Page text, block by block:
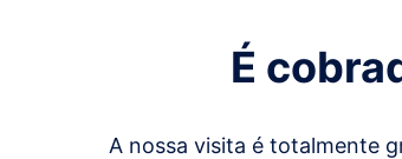
É
A nossa visita é totalmente